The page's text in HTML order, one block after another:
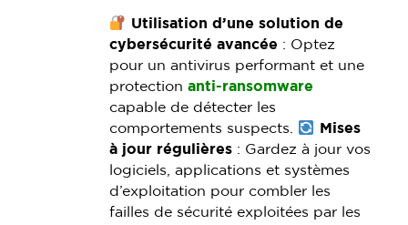
Utilisation d’une solution de
cybersécurité avancée : Optez
pour un antivirus performant et une
protection anti-ransomware
capable de détecter les
comportements suspects.
Mises
à jour régulières : Gardez à jour vos
logiciels, applications et systèmes
d’exploitation pour combler les
failles de sécurité exploitées par les